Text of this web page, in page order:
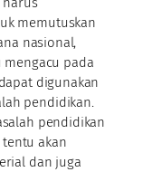
memutuskan
nasional,
pada
digunakan
pendidikan.
pendidikan
akan
dan juga